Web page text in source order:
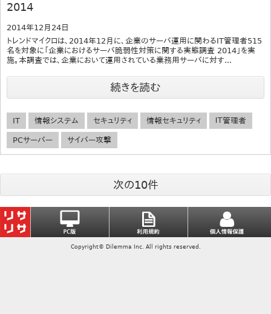
2014
2014年12月24日
トレンドマイクロは、2014年12月に、企業のサーバ運用に関わるIT管理者515
名を対象に「企業におけるサーバ脆弱性対策に関する実態調査 2014」を実
施。本調査では、企業において運用されている業務用サーバに対す...
続きを読む
IT 情報システム セキュリティ 情報セキュリティ ＩＴ管理者
PCサーバー サイバー攻撃
次の10件
Copyright© Dilemma Inc. All rights reserved.